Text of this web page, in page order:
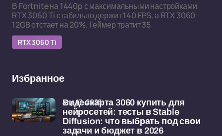
В Fortnite на 1440p с максимальными настройками
RTX 3060 Ti стабильно держит 140 FPS, а RTX 3060
12GB отстает на 20%. Геймер тратит 35
RTX 3060 Ti
Избранное
Видеокарта 3060 купить для
нейросетей: тесты в Stable
Diffusion: что выбрать под свои
задачи и бюджет в 2026
апр 17, 2026